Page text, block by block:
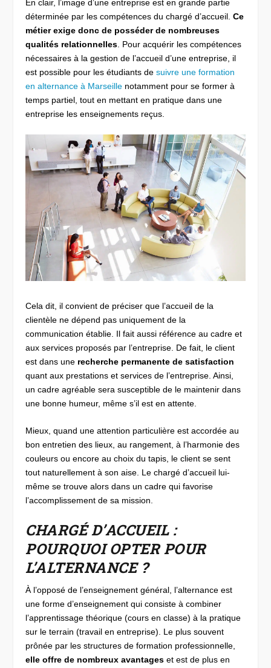
En clair, l’image d’une entreprise est en grande partie
déterminée par les compétences du chargé d’accueil.Ce
métier exige donc de posséder de nombreuses
qualités relationnelles . Pour acquérir les compétences
nécessaires à la gestion de l’accueil d’une entreprise, il
est possible pour les étudiants desuivre une formation
en alternance à Marseille notamment pour se former à
temps partiel, tout en mettant en pratique dans une
entreprise les enseignements reçus.
Cela dit, il convient de préciser que l’accueil de la
clientèle ne dépend pas uniquement de la
communication établie. Il fait aussi référence au cadre et
aux services proposés par l’entreprise. De fait, le client
est dans une recherche permanente de satisfaction
quant aux prestations et services de l’entreprise. Ainsi,
un cadre agréable sera susceptible de le maintenir dans
une bonne humeur, même s’il est en attente.
Mieux, quand une attention particulière est accordée au
bon entretien des lieux, au rangement, à l’harmonie des
couleurs ou encore au choix du tapis, le client se sent
tout naturellement à son aise. Le chargé d’accueil lui-
même se trouve alors dans un cadre qui favorise
l’accomplissement de sa mission.
CHARGÉ D’ACCUEIL :
POURQUOI OPTER POUR
L’ALTERNANCE ?
À l’opposé de l’enseignement général, l’alternance est
une forme d’enseignement qui consiste à combiner
l’apprentissage théorique (cours en classe) à la pratique
sur le terrain (travail en entreprise). Le plus souvent
prônée par les structures de formation professionnelle,
elle offre de nombreux avantages et est de plus en